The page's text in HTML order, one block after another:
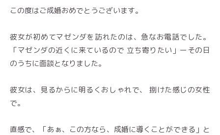
この度はご成婚おめでとうございます。
彼女が初めてマゼンダを訪れたのは、急なお電話でした。
「マゼンダの近くに来ているので 立ち寄りたい」ーその日
のうちに面談となりました。
彼女は、見るからに明るくおしゃれで、 捌けた感じの女性
で。
直感で、「あぁ、この方なら、成婚に導くことができる」と